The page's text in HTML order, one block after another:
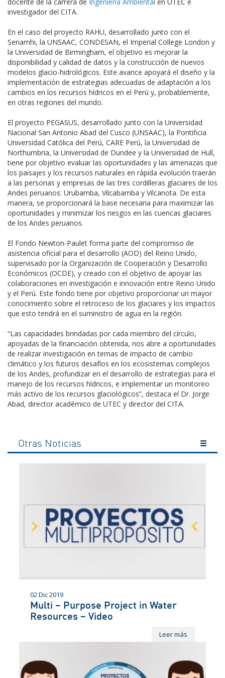
investigador del CITA.
En el caso del proyecto RAHU, desarrollado junto con el
Senamhi, la UNSAAC, CONDESAN, el Imperial College London y
la Universidad de Birmingham, el objetivo es mejorar la
disponibilidad y calidad de datos y la construcción de nuevos
modelos glacio-hidrológicos. Este avance apoyará el diseño y la
implementación de estrategias adecuadas de adaptación a los
cambios en los recursos hídricos en el Perú y, probablemente,
en otras regiones del mundo.
El proyecto PEGASUS, desarrollado junto con la Universidad
Nacional San Antonio Abad del Cusco (UNSAAC), la Pontificia
Universidad Católica del Perú, CARE Perú, la Universidad de
Northumbria, la Universidad de Dundee y la Universidad de Hull,
tiene por objetivo evaluar las oportunidades y las amenazas que
los paisajes y los recursos naturales en rápida evolución traerán
a las personas y empresas de las tres cordilleras glaciares de los
Andes peruanos: Urubamba, Vilcabamba y Vilcanota. De esta
manera, se proporcionará la base necesaria para maximizar las
oportunidades y minimizar los riesgos en las cuencas glaciares
de los Andes peruanos.
El Fondo Newton-Paulet forma parte del compromiso de
asistencia oficial para el desarrollo (AOD) del Reino Unido,
supervisado por la Organización de Cooperación y Desarrollo
Económicos (OCDE), y creado con el objetivo de apoyar las
colaboraciones en investigación e innovación entre Reino Unido
y el Perú. Este fondo tiene por objetivo proporcionar un mayor
conocimiento sobre el retroceso de los glaciares y los impactos
que esto tendrá en el suministro de agua en la región.
“Las capacidades brindadas por cada miembro del círculo,
apoyadas de la financiación obtenida, nos abre a oportunidades
de realizar investigación en temas de impacto de cambio
climático y los futuros desafíos en los ecosistemas complejos
de los Andes, profundizar en el desarrollo de estrategias para el
manejo de los recursos hídricos, e implementar un monitoreo
más activo de los recursos glaciológicos”, destaca el Dr. Jorge
Abad, director académico de UTEC y director del CITA.
Otras Noticias
02 Dic 2019
Multi – Purpose Project in Water
Resources – Video
Leer más